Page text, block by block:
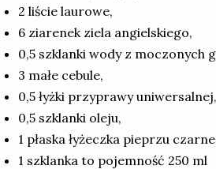
2 liście laurowe,
6 ziarenek ziela angielskiego,
0,5 szklanki wody z moczonych
3 małe cebule,
0,5 łyżki przyprawy uniwersalnej,
0,5 szklanki oleju,
1 płaska łyżeczka pieprzu
1 szklanka to pojemność 250 ml